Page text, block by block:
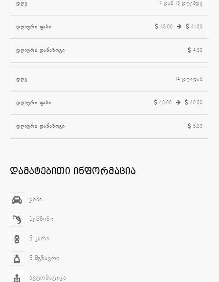
7 დან 13 დღემდე
45.00 41.00
4.00
14 დღიდან
45.00 40.00
5.00
დამატებითი ინფორმაცია
ჯიპი
ბენზინი
5 კარი
5 მგზავრი
ავტომატიკა